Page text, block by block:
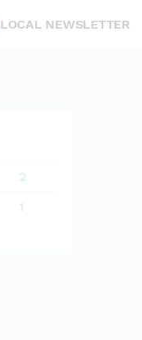
LOCAL NEWSLETTER
2
1